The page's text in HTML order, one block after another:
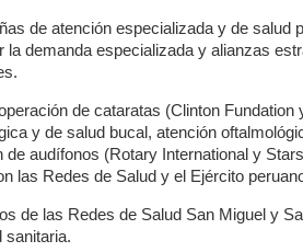
de atención especializada y de salud
la demanda especializada y alianzas
de cataratas (Clinton Fundation
y de salud bucal, atención
audífonos (Rotary International y
las Redes de Salud y el Ejército
de las Redes de Salud San Miguel y
sanitaria.